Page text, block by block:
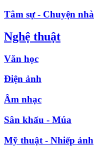
Tâm sự - Chuyện nhà
Nghệ thuật
Văn học
Điện ảnh
Âm nhạc
Sân khấu - Múa
Mỹ thuật - Nhiếp ảnh